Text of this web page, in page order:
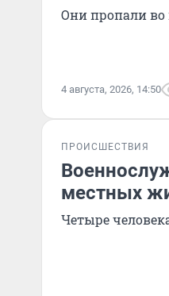
Они пропали во
4 августа, 2026, 14:50
ПРОИСШЕСТВИЯ
местных
Четыре